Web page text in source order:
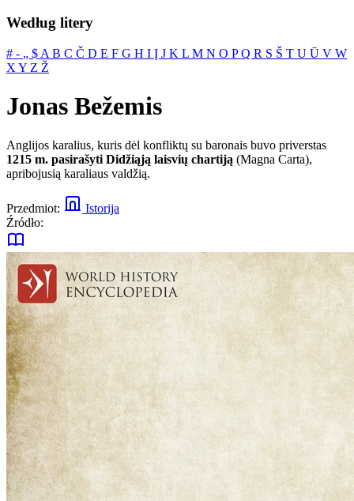
Według litery
# ‐ „ $ A B C Č D E F G H I Į J K L M N O PQ R S Š T U Ū V W
X Y Z Ž
Jonas Bežemis
Anglijos karalius, kuris dėl konfliktų su baronais buvo priverstas
1215 m. pasirašyti Didžiąją laisvių chartiją (Magna Carta),
apribojusią karaliaus valdžią.
Przedmiot:
Istorija
Źródło: